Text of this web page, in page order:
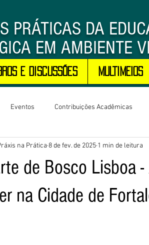
PRÁTICAS DA
EM AMBIENTE
e Discussões MULTIMEIOS
Eventos Contribuições Acadêmicas
de Bosco Lisboa
na Cidade de
na Prática 8 de fev. de 2025 1 min de leitura